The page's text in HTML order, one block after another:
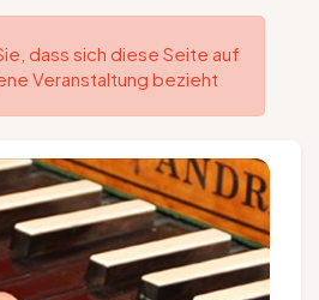
Sie uns
dass sich diese Seite auf
Veranstaltung bezieht